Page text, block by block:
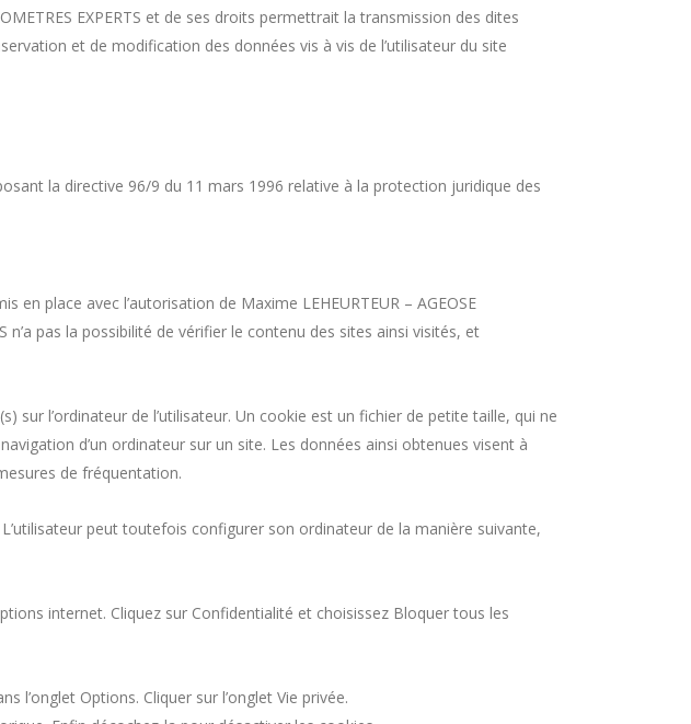
EXPERTS et de ses droits permettrait la transmission des dites
et de modification des données vis à vis de l’utilisateur du site
la directive 96/9 du 11 mars 1996 relative à la protection juridique des
place avec l’autorisation de Maxime LEHEURTEUR – AGEOSE
n’a pas la possibilité de vérifier le contenu des sites ainsi visités, et
sur l’ordinateur de l’utilisateur. Un cookie est un fichier de petite taille, qui ne
d’un ordinateur sur un site. Les données ainsi obtenues visent à
de fréquentation.
peut toutefois configurer son ordinateur de la manière suivante,
internet. Cliquez sur Confidentialité et choisissez Bloquer tous les
l’onglet Options. Cliquer sur l’onglet Vie privée.